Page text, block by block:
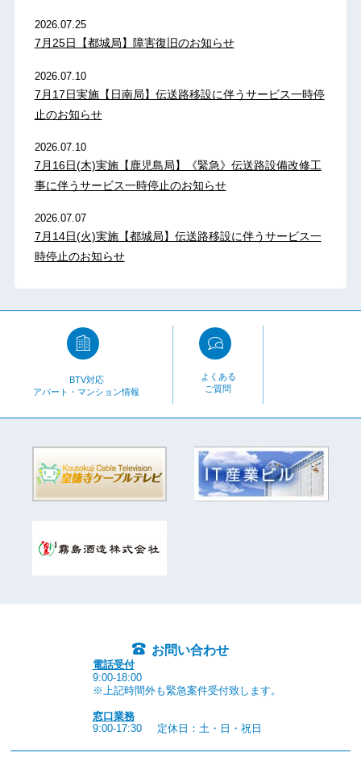
2026.07.25
7月25日【都城局】障害復旧のお知らせ
2026.07.10
7月17日実施【日南局】伝送路移設に伴うサービス一時停
止のお知らせ
2026.07.10
7月16日(木)実施【鹿児島局】《緊急》伝送路設備改修工
事に伴うサービス一時停止のお知らせ
2026.07.07
7月14日(火)実施【都城局】伝送路移設に伴うサービス一
時停止のお知らせ
BTV対応
アパート・マンション情報
よくある
ご質問
お問い合わせ
電話受付
9:00-18:00
※上記時間外も緊急案件受付致します。
窓口業務
9:00-17:30
定休日：土・日・祝日